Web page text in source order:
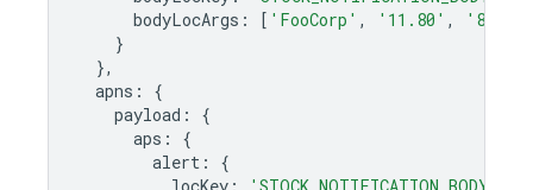
bodyLocArgs : [ 'FooCorp' , '11.80' ,
}
},
apns :
{
payload :
{
aps :
{
alert :
{